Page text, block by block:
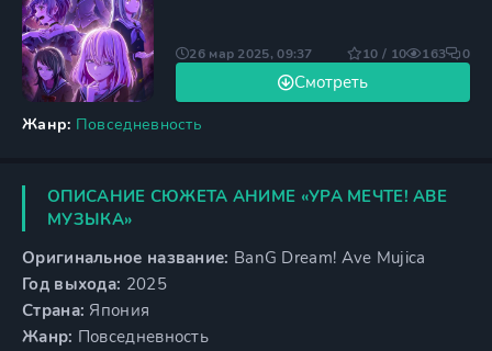
Жанр: Повседневность
Смотреть
26 мар 2025, 09:37 10 / 10 163 0
ОПИСАНИЕ СЮЖЕТА АНИМЕ «УРА МЕЧТЕ! АВЕ
МУЗЫКА»
Оригинальное название: BanG Dream! Ave Mujica
Год выхода: 2025
Страна: Япония
Жанр: Повседневность